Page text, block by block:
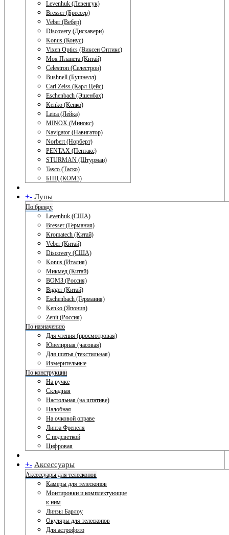
Levenhuk (Левенгук)
Bresser (Брессер)
Veber (Вебер)
Discovery (Дискавери)
Konus (Конус)
Vixen Optics (Виксен Оптикс)
Моя Планета (Китай)
Celestron (Селестрон)
Bushnell (Бушнелл)
Carl Zeiss (Карл Цейс)
Eschenbach (Эшенбах)
Kenko (Кенко)
Leica (Лейка)
MINOX (Минокс)
Navigator (Навигатор)
Norbert (Норберт)
PENTAX (Пентакс)
STURMAN (Штурман)
Tasco (Таско)
БПЦ (КОМЗ)
+- Лупы
По бренду
Levenhuk (США)
Bresser (Германия)
Kromatech (Китай)
Veber (Китай)
Discovery (США)
Konus (Италия)
Микмед (Китай)
ВОМЗ (Россия)
Bigger (Китай)
Eschenbach (Германия)
Kenko (Япония)
Zenit (Россия)
По назначению
Для чтения (просмотровая)
Ювелирная (часовая)
Для шитья (текстильная)
Измерительные
По конструкции
На ручке
Складная
Настольная (на штативе)
Налобная
На очковой оправе
Линза Френеля
С подсветкой
Цифровая
+- Аксессуары
Аксессуары для телескопов
Камеры для телескопов
Монтировки и комплектующие
к ним
Линзы Барлоу
Окуляры для телескопов
Для астрофото